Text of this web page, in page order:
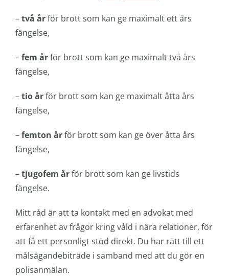
–två årför brott som kan ge maximalt ett års
fängelse,
–fem årför brott som kan ge maximalt två års
fängelse,
–tio årför brott som kan ge maximalt åtta års
fängelse,
–femton årför brott som kan ge över åtta års
fängelse,
–tjugofem årför brott som kan ge livstids
fängelse.
Mitt råd är att ta kontakt med en advokat med
erfarenhet av frågor kring våld i nära relationer, för
att få ett personligt stöd direkt. Du har rätt till ett
målsägandebiträde i samband med att du gör en
polisanmälan.